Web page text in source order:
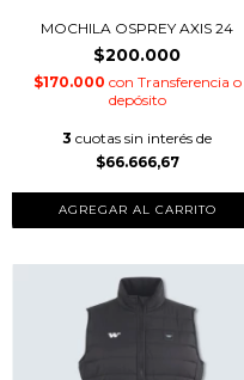
MOCHILA OSPREY AXIS 24
$200.000
$170.000 con Transferencia o
depósito
3 cuotas sin interés de
$66.666,67